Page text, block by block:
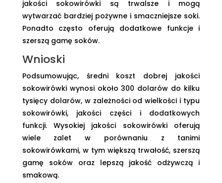
jakości sokowirówki są trwalsze i mogą
wytwarzać bardziej pożywne i smaczniejsze soki.
Ponadto często oferują dodatkowe funkcje i
szerszą gamę soków.
Wnioski
Podsumowując, średni koszt dobrej jakości
sokowirówki wynosi około 300 dolarów do kilku
tysięcy dolarów, w zależności od wielkości i typu
sokowirówki, jakości części i dodatkowych
funkcji. Wysokiej jakości sokowirówki oferują
wiele zalet w porównaniu z tanimi
sokowirówkami, w tym większą trwałość, szerszą
gamę soków oraz lepszą jakość odżywczą i
smakową.